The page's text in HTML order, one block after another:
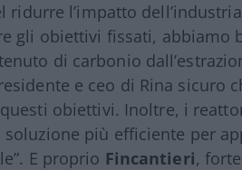
ridurre l’impatto
gli obiettivi fissati,
di carbonio
e ceo di Rina sicuro
obiettivi. Inoltre, i
soluzione più efficiente per
E proprio Fincantieri,